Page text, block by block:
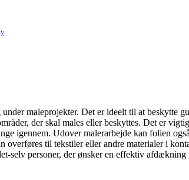
maleprojekter. Det er ideelt til at beskytte
der skal males eller beskyttes. Det er
igennem. Udover malerarbejde kan folien
til tekstiler eller andre materialer i
selv personer, der ønsker en effektiv